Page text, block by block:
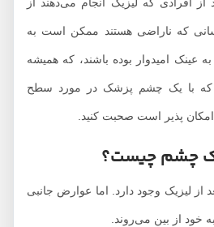
که ناراضی هستند ممکن است به
امیدوار بوده باشند، که همیشه
یک چشم پزشک در مورد سطح
پذیر است صحبت کنید.
چیست؟
وجود دارد. اما عوارض جانبی
از بین می‌روند.